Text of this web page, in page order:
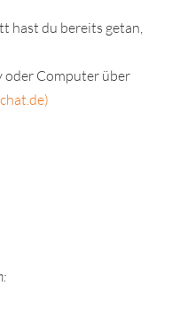
hast du bereits getan,
oder Computer über